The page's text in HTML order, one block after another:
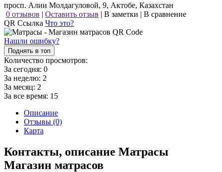
просп. Алии Молдагуловой, 9, Актобе, Казахстан
0 отзывов | Оставить отзыв | В заметки | В сравнение
QR Ссылка Что это?
Нашли ошибку?
Поднять в топ
Количество просмотров:
За сегодня: 0
За неделю: 2
За месяц: 2
За все время: 15
Описание
Отзывы (0)
Карта
Контакты, описание Матрасы
Магазин матрасов